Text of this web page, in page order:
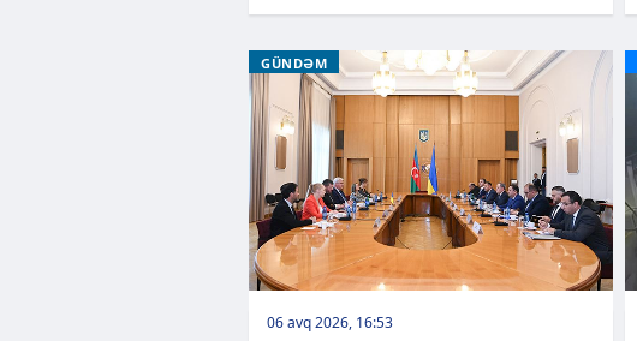
GÜNDƏM
06 avq 2026, 16:53